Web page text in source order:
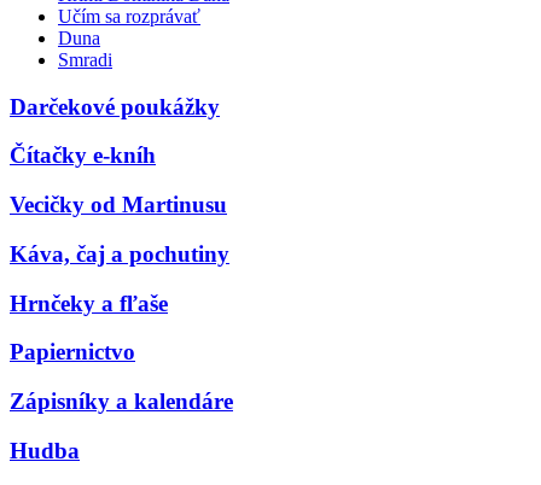
Učím sa rozprávať
Duna
Smradi
Darčekové poukážky
Čítačky e-kníh
Vecičky od Martinusu
Káva, čaj a pochutiny
Hrnčeky a fľaše
Papiernictvo
Zápisníky a kalendáre
Hudba